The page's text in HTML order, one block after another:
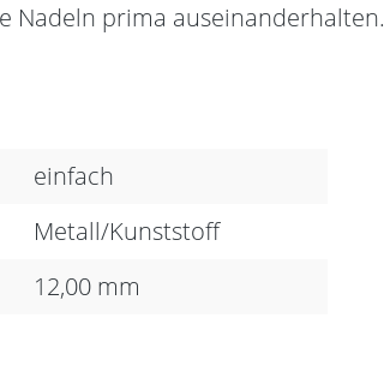
Nadeln prima auseinanderhalten.
einfach
Metall/Kunststoff
12,00 mm